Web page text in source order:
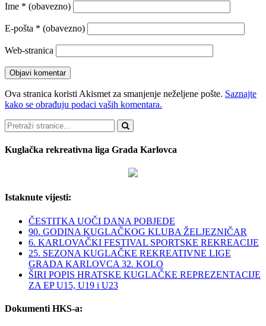
Ime * (obavezno)
E-pošta * (obavezno)
Web-stranica
Ova stranica koristi Akismet za smanjenje neželjene pošte. Saznajte
kako se obrađuju podaci vaših komentara.
Pretraži
Kuglačka rekreativna liga Grada Karlovca
Istaknute vijesti:
ČESTITKA UOČI DANA POBJEDE
90. GODINA KUGLAČKOG KLUBA ŽELJEZNIČAR
6. KARLOVAČKI FESTIVAL SPORTSKE REKREACIJE
25. SEZONA KUGLAČKE REKREATIVNE LIGE
GRADA KARLOVCA 32. KOLO
ŠIRI POPIS HRATSKE KUGLAČKE REPREZENTACIJE
ZA EP U15, U19 i U23
Dokumenti HKS-a: